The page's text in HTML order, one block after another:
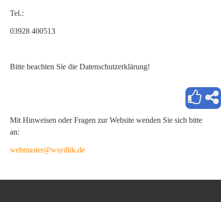
Tel.:
03928 400513
Bitte beachten Sie die Datenschutzerklärung!
Mit Hinweisen oder Fragen zur Website wenden Sie sich bitte
an:
webmaster@wsydlik.de